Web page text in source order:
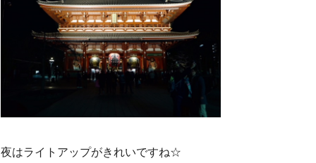
夜はライトアップがきれいですね☆